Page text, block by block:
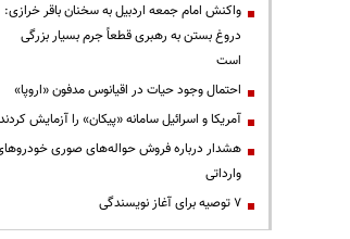
واکنش امام جمعه اردبیل به سخنان باقر خرازی:
دروغ بستن به رهبری قطعاً جرم بسیار بزرگی
است
احتمال وجود حیات در اقیانوس مدفون «اروپا»
آمریکا و اسرائیل سامانه «پیکان» را آزمایش کردند
هشدار درباره فروش حواله‌های صوری
وارداتی
۷ توصیه برای آغاز نویسندگی